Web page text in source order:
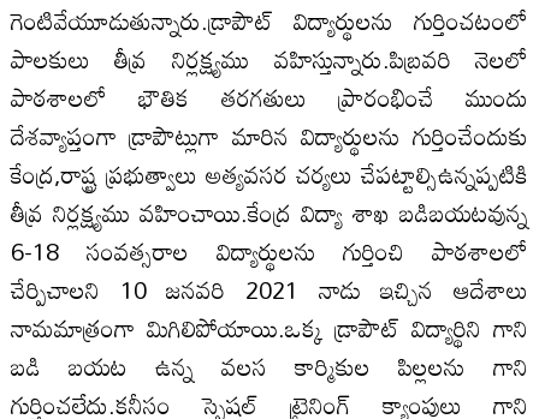
గెంటివేయూడుతున్నారు.డ్రాపౌట్ విద్యార్థులను గుర్తించటంలో
పాలకులు తీవ్ర నిర్లక్ష్యము వహిస్తున్నారు.పిబ్రవరి నెలలో
పాఠశాలలో భౌతిక తరగతులు ప్రారంభించే ముందు
దేశవ్యాప్తంగా డ్రాపౌట్లుగా మారిన విద్యార్థులను గుర్తించేందుకు
కేంద్ర,రాష్ట్ర ప్రభుత్వాలు అత్యవసర చర్యలు చేపట్టాల్సిఉన్నప్పటికి
తీవ్ర నిర్లక్ష్యము వహించాయి.కేంద్ర విద్యా శాఖ బడిబయటవున్న
6-18 సంవత్సరాల విద్యార్థులను గుర్తించి పాఠశాలలో
చేర్పిచాలని 10 జనవరి 2021 నాడు ఇచ్చిన ఆదేశాలు
నామమాత్రంగా మిగిలిపోయాయి.ఒక్క డ్రాపౌట్ విద్యార్థిని గాని
బడి బయట ఉన్న వలస కార్మికుల పిల్లలను గాని
గుర్తించలేదు.కనీసం స్పెషల్ ట్రైనింగ్ క్యాంపులు గాని